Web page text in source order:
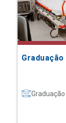
Graduação